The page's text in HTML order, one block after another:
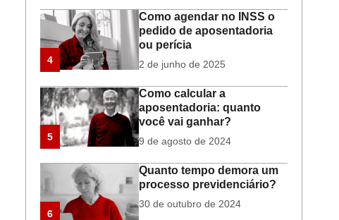
4
Como agendar no INSS o
pedido de aposentadoria
ou perícia
2 de junho de 2025
5
Como calcular a
aposentadoria: quanto
você vai ganhar?
9 de agosto de 2024
6
Quanto tempo demora um
processo previdenciário?
30 de outubro de 2024